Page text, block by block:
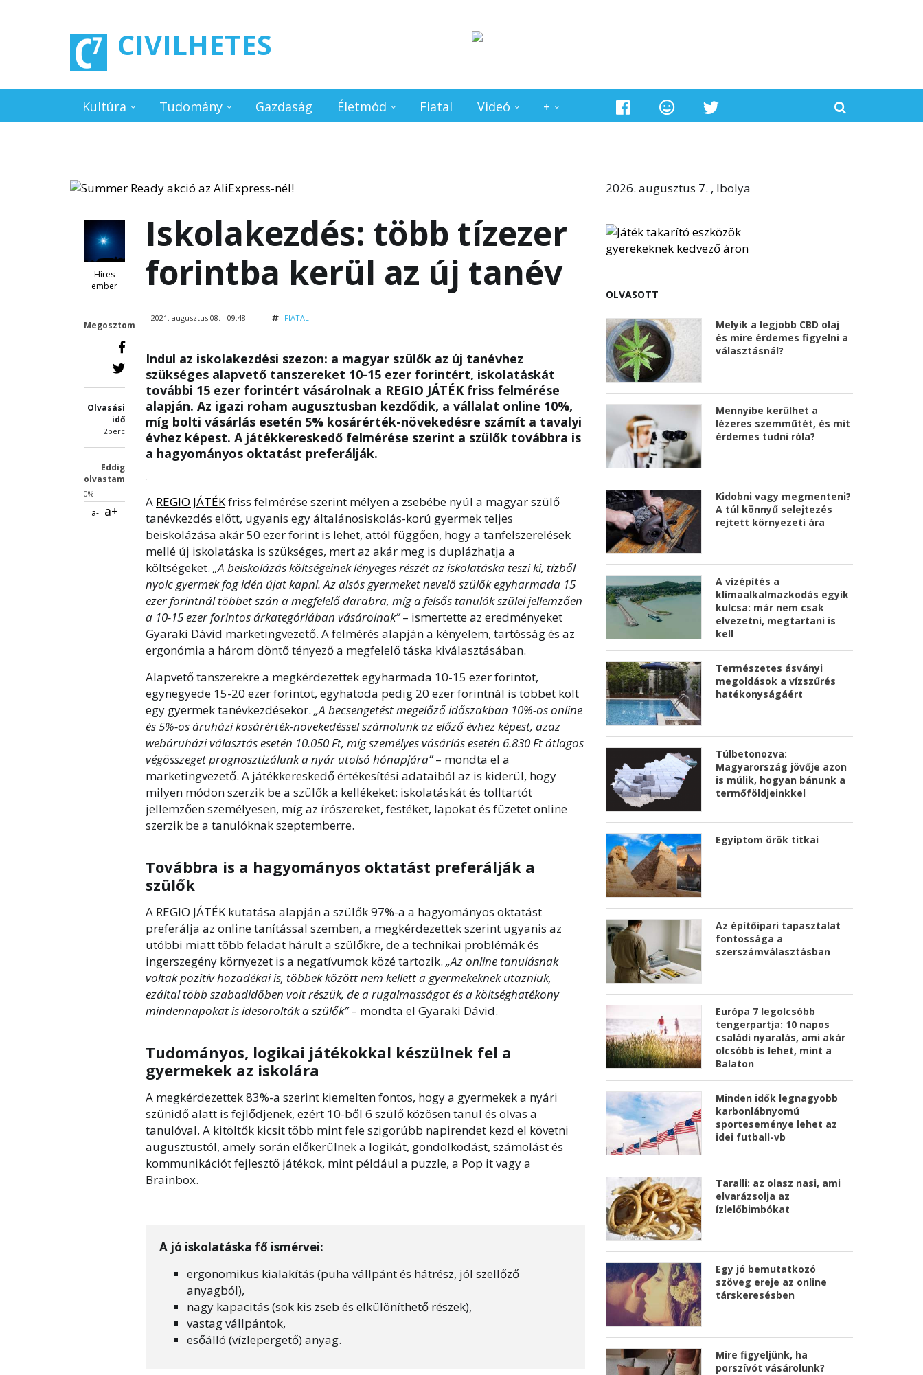
CIVILHETES
Kultúra Tudomány Gazdaság Életmód Fiatal Videó +
Híres
ember
Megosztom
Olvasási
idő
2perc
Eddig
olvastam
0%
a- a+
Iskolakezdés: több tízezer
forintba kerül az új tanév
2021. augusztus 08. - 09:48 FIATAL
Indul az iskolakezdési szezon: a magyar szülők az új tanévhez
szükséges alapvető tanszereket 10-15 ezer forintért, iskolatáskát
további 15 ezer forintért vásárolnak a REGIO JÁTÉK friss felmérése
alapján. Az igazi roham augusztusban kezdődik, a vállalat online 10%,
míg bolti vásárlás esetén 5% kosárérték-növekedésre számít a tavalyi
évhez képest. A játékkereskedő felmérése szerint a szülők továbbra is
a hagyományos oktatást preferálják.
A REGIO JÁTÉKfriss felmérése szerint mélyen a zsebébe nyúl a magyar szülő
tanévkezdés előtt, ugyanis egy általánosiskolás-korú gyermek teljes
beiskolázása akár 50 ezer forint is lehet, attól függően, hogy a tanfelszerelések
mellé új iskolatáska is szükséges, mert az akár meg is duplázhatja a
költségeket. „A beiskolázás költségeinek lényeges részét az iskolatáska teszi ki, tízből
nyolc gyermek fog idén újat kapni. Az alsós gyermeket nevelő szülők egyharmada 15
ezer forintnál többet szán a megfelelő darabra, míg a felsős tanulók szülei jellemzően
a 10-15 ezer forintos árkategóriában vásárolnak”– ismertette az eredményeket
Gyaraki Dávid marketingvezető. A felmérés alapján a kényelem, tartósság és az
ergonómia a három döntő tényező a megfelelő táska kiválasztásában.
Alapvető tanszerekre a megkérdezettek egyharmada 10-15 ezer forintot,
egynegyede 15-20 ezer forintot, egyhatoda pedig 20 ezer forintnál is többet költ
egy gyermek tanévkezdésekor. „A becsengetést megelőző időszakban 10%-os online
és 5%-os áruházi kosárérték-növekedéssel számolunk az előző évhez képest, azaz
webáruházi választás esetén 10.050 Ft, míg személyes vásárlás esetén 6.830 Ft átlagos
végösszeget prognosztizálunk a nyár utolsó hónapjára”– mondta el a
marketingvezető. A játékkereskedő értékesítési adataiból az is kiderül, hogy
milyen módon szerzik be a szülők a kellékeket: iskolatáskát és tolltartót
jellemzően személyesen, míg az írószereket, festéket, lapokat és füzetet online
szerzik be a tanulóknak szeptemberre.
Továbbra is a hagyományos oktatást preferálják a
szülők
A REGIO JÁTÉK kutatása alapján a szülők 97%-a a hagyományos oktatást
preferálja az online tanítással szemben, a megkérdezettek szerint ugyanis az
utóbbi miatt több feladat hárult a szülőkre, de a technikai problémák és
ingerszegény környezet is a negatívumok közé tartozik. „Az online tanulásnak
voltak pozitív hozadékai is, többek között nem kellett a gyermekeknek utazniuk,
ezáltal több szabadidőben volt részük, de a rugalmasságot és a költséghatékony
mindennapokat is idesorolták a szülők”– mondta el Gyaraki Dávid.
Tudományos, logikai játékokkal készülnek fel a
gyermekek az iskolára
A megkérdezettek 83%-a szerint kiemelten fontos, hogy a gyermekek a nyári
szünidő alatt is fejlődjenek, ezért 10-ből 6 szülő közösen tanul és olvas a
tanulóval. A kitöltők kicsit több mint fele szigorúbb napirendet kezd el követni
augusztustól, amely során előkerülnek a logikát, gondolkodást, számolást és
kommunikációt fejlesztő játékok, mint például a puzzle, a Pop it vagy a
Brainbox.
A jó iskolatáska fő ismérvei:
ergonomikus kialakítás (puha vállpánt és hátrész, jól szellőző
anyagból),
nagy kapacitás (sok kis zseb és elkülöníthető részek),
vastag vállpántok,
esőálló (vízlepergető) anyag.
2026. augusztus 7. , Ibolya
OLVASOTT
Melyik a legjobb CBD olaj
és mire érdemes figyelni a
választásnál?
Mennyibe kerülhet a
lézeres szemműtét, és mit
érdemes tudni róla?
Kidobni vagy megmenteni?
A túl könnyű selejtezés
rejtett környezeti ára
A vízépítés a
klímaalkalmazkodás egyik
kulcsa: már nem csak
elvezetni, megtartani is
kell
Természetes ásványi
megoldások a vízszűrés
hatékonyságáért
Túlbetonozva:
Magyarország jövője azon
is múlik, hogyan bánunk a
termőföldjeinkkel
Egyiptom örök titkai
Az építőipari tapasztalat
fontossága a
szerszámválasztásban
Európa 7 legolcsóbb
tengerpartja: 10 napos
családi nyaralás, ami akár
olcsóbb is lehet, mint a
Balaton
Minden idők legnagyobb
karbonlábnyomú
sporteseménye lehet az
idei futball-vb
Taralli: az olasz nasi, ami
elvarázsolja az
ízlelőbimbókat
Egy jó bemutatkozó
szöveg ereje az online
társkeresésben
Mire figyeljünk, ha
porszívót vásárolunk?